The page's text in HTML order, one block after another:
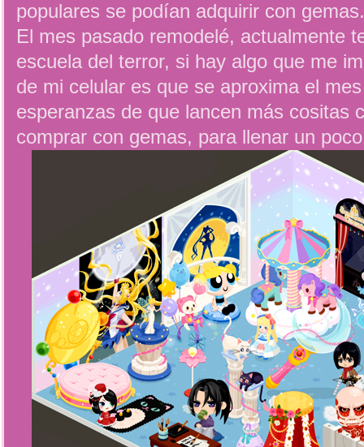
populares se podían adquirir con gemas.
El mes pasado remodelé, actualmente
escuela del terror, si hay algo que me
de mi celular es que se aproxima el
esperanzas de que lancen más cositas
comprar con gemas, para llenar un